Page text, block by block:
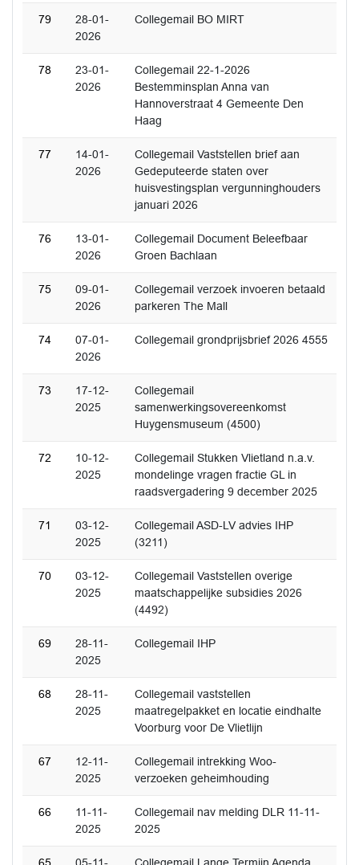
79
28-01-
2026
Collegemail BO MIRT
78
23-01-
2026
Collegemail 22-1-2026
Bestemminsplan Anna van
Hannoverstraat 4 Gemeente Den
Haag
77
14-01-
2026
Collegemail Vaststellen brief aan
Gedeputeerde staten over
huisvestingsplan vergunninghouders
januari 2026
76
13-01-
2026
Collegemail Document Beleefbaar
Groen Bachlaan
75
09-01-
2026
Collegemail verzoek invoeren betaald
parkeren The Mall
74
07-01-
2026
Collegemail grondprijsbrief 2026 4555
73
17-12-
2025
Collegemail
samenwerkingsovereenkomst
Huygensmuseum (4500)
72
10-12-
2025
Collegemail Stukken Vlietland n.a.v.
mondelinge vragen fractie GL in
raadsvergadering 9 december 2025
71
03-12-
2025
Collegemail ASD-LV advies IHP
(3211)
70
03-12-
2025
Collegemail Vaststellen overige
maatschappelijke subsidies 2026
(4492)
69
28-11-
2025
Collegemail IHP
68
28-11-
2025
Collegemail vaststellen
maatregelpakket en locatie eindhalte
Voorburg voor De Vlietlijn
67
12-11-
2025
Collegemail intrekking Woo-
verzoeken geheimhouding
66
11-11-
2025
Collegemail nav melding DLR 11-11-
2025